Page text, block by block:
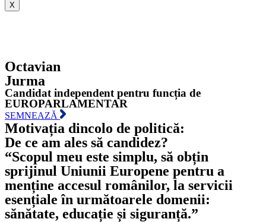
X
Octavian
Jurma
Candidat independent pentru funcția de
EUROPARLAMENTAR
SEMNEAZĂ
Motivația dincolo de politică:
De ce am ales să candidez?
“Scopul meu este simplu, să obțin
sprijinul Uniunii Europene pentru a
menține accesul românilor, la servicii
esențiale în următoarele domenii:
sănătate, educație și siguranță.”